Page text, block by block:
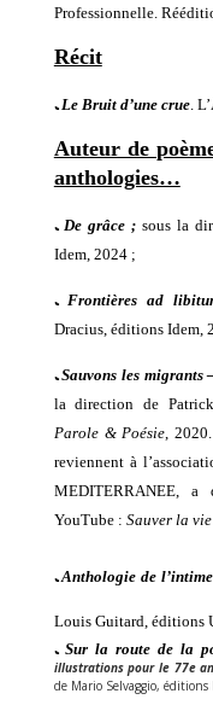
Professionnelle.
Récit
ﹳ Le Bruit d’une crue.
Auteur de
anthologies…
ﹳ De grâce; sous la
Idem, 2024;
ﹳ Frontières ad
Dracius, éditions Idem,
ﹳ Sauvons les migrants
la direction de
Parole & Poésie, 2020.
reviennent à
MEDITERRANEE,
YouTube : Sauver la vie
ﹳ Anthologie de l’intime
Louis Guitard, éditions
ﹳ Sur la route de la
illustrations pour le 77e
de Mario Selvaggio, éditions